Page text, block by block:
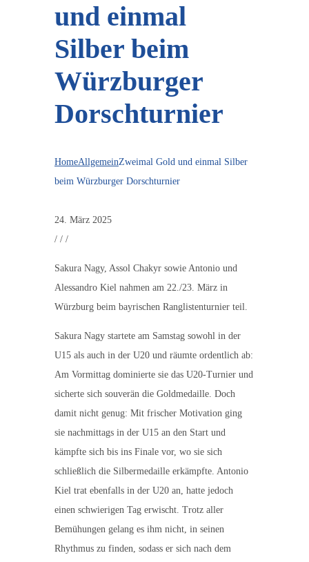
und einmal
Silber beim
Würzburger
Dorschturnier
HomeAllgemeinZweimal Gold und einmal Silber
beim Würzburger Dorschturnier
24. März 2025
/ / /
Sakura Nagy, Assol Chakyr sowie Antonio und
Alessandro Kiel nahmen am 22./23. März in
Würzburg beim bayrischen Ranglistenturnier teil.
Sakura Nagy startete am Samstag sowohl in der
U15 als auch in der U20 und räumte ordentlich ab:
Am Vormittag dominierte sie das U20-Turnier und
sicherte sich souverän die Goldmedaille. Doch
damit nicht genug: Mit frischer Motivation ging
sie nachmittags in der U15 an den Start und
kämpfte sich bis ins Finale vor, wo sie sich
schließlich die Silbermedaille erkämpfte. Antonio
Kiel trat ebenfalls in der U20 an, hatte jedoch
einen schwierigen Tag erwischt. Trotz aller
Bemühungen gelang es ihm nicht, in seinen
Rhythmus zu finden, sodass er sich nach dem